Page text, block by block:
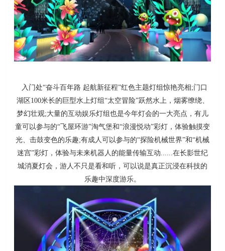
入门处“奋斗百年路 起航新征程”红色主题灯组惊艳亮相;门口
湖区100米长的巨型水上灯组“太空冒险”跃然水上，烟雾缭绕、
梦幻壮观;大量的互动娱乐灯组也是今年灯会的一大亮点，有儿
童可以参与的“飞屋环游”淘气堡和“浪漫悦动”彩灯，体验触摸变
光、击鼓变色的乐趣;有成人可以参与的“探险机械世界”和“机械
迷宫”彩灯，体验与未来机器人的能量传输互动......在长影世纪
城消夏灯会，游人不只是看和听，可以说是真正沉浸在科技的
乐趣中深度游乐。